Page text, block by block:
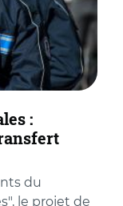
:
du
le projet de